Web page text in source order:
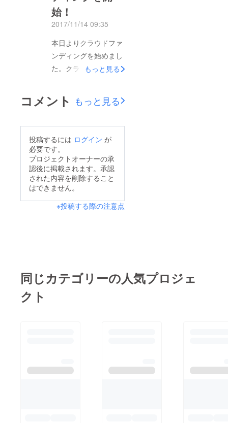
になりますが、「もし
Yの部屋の制作者がド
ント』を読んだら」と
いうことで、実際にド
ラッカーの『マネジメ
Yの部屋の今後の制作
どを活動報告にてご報
告できればと思いま
す。 Yの部屋とは何
かを考える前に 顧客
とは何かを考えなくて
はいけない。 「自分
のチャンネルを紹介し
たい人」「面白い動画
えのわかりきった問い
して存在しているのか
始！
2017/11/14 09:35
本日よりクラウドファ
ンディングを始めまし
た。クラウドファン
屋をレベルアップしま
すのでYの部屋をお願
もっと見る
コメント もっと見る
投稿するには ログイン が
必要です。
プロジェクトオーナーの承
認後に掲載されます。承認
された内容を削除すること
はできません。
※投稿する際の注意点
同じカテゴリーの人気プロジェ
クト